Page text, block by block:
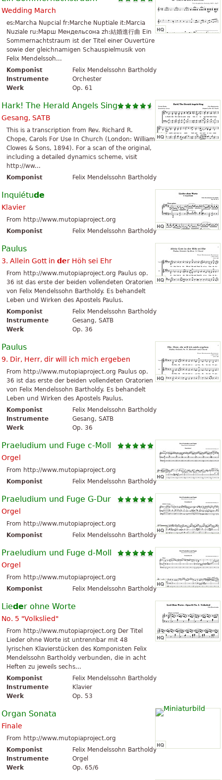
Wedding March
es:Marcha Nupcial fr:Marche Nuptiale it:Marcia
Nuziale ru:Марш Мендельсона zh:結婚進行曲 Ein
Sommernachtstraum ist der Titel einer Ouvertüre
sowie der gleichnamigen Schauspielmusik von
Felix Mendelssoh...
Komponist
Felix Mendelssohn Bartholdy
Instrumente
Orchester
Werk
Op. 61
Hark! The Herald Angels Sing
Gesang, SATB
This is a transcription from Rev. Richard R.
Chope, Carols For Use In Church (London: William
Clowes & Sons, 1894). For a scan of the original,
including a detailed dynamics scheme, visit
http://ww...
Komponist
Felix Mendelssohn Bartholdy
Inquiétude
Klavier
From http://www.mutopiaproject.org
Komponist
Felix Mendelssohn Bartholdy
Paulus
3. Allein Gott in der Höh sei Ehr
From http://www.mutopiaproject.org Paulus op.
36 ist das erste der beiden vollendeten Oratorien
von Felix Mendelssohn Bartholdy. Es behandelt
Leben und Wirken des Apostels Paulus.
Komponist
Felix Mendelssohn Bartholdy
Instrumente
Gesang, SATB
Werk
Op. 36
Paulus
9. Dir, Herr, dir will ich mich ergeben
From http://www.mutopiaproject.org Paulus op.
36 ist das erste der beiden vollendeten Oratorien
von Felix Mendelssohn Bartholdy. Es behandelt
Leben und Wirken des Apostels Paulus.
Komponist
Felix Mendelssohn Bartholdy
Instrumente
Gesang, SATB
Werk
Op. 36
Praeludium und Fuge c-Moll
Orgel
From http://www.mutopiaproject.org
Komponist
Felix Mendelssohn Bartholdy
Praeludium und Fuge G-Dur
Orgel
From http://www.mutopiaproject.org
Komponist
Felix Mendelssohn Bartholdy
Praeludium und Fuge d-Moll
Orgel
From http://www.mutopiaproject.org
Komponist
Felix Mendelssohn Bartholdy
Lieder ohne Worte
No. 5 "Volkslied"
From http://www.mutopiaproject.org Der Titel
Lieder ohne Worte ist untrennbar mit 48
lyrischen Klavierstücken des Komponisten Felix
Mendelssohn Bartholdy verbunden, die in acht
Heften zu jeweils sechs...
Komponist
Felix Mendelssohn Bartholdy
Instrumente
Klavier
Werk
Op. 53
Organ Sonata
Finale
From http://www.mutopiaproject.org
Komponist
Felix Mendelssohn Bartholdy
Instrumente
Orgel
Werk
Op. 65/6